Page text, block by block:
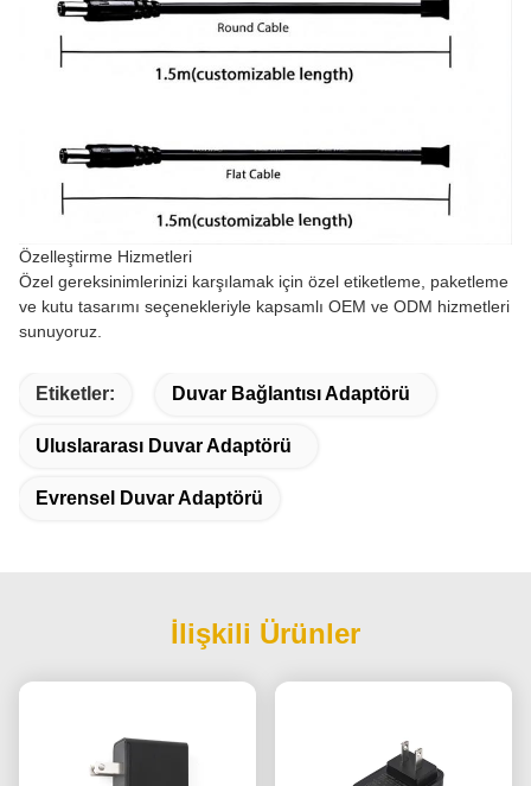
Özelleştirme Hizmetleri
Özel gereksinimlerinizi karşılamak için özel etiketleme, paketleme
ve kutu tasarımı seçenekleriyle kapsamlı OEM ve ODM hizmetleri
sunuyoruz.
Etiketler: Duvar Bağlantısı Adaptörü
Uluslararası Duvar Adaptörü
Evrensel Duvar Adaptörü
İlişkili Ürünler